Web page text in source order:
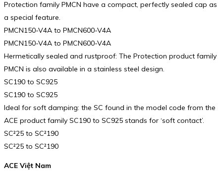
Protection family PMCN have a compact, perfectly sealed cap as
a special feature.
PMCN150-V4A to PMCN600-V4A
PMCN150-V4A to PMCN600-V4A
Hermetically sealed and rustproof: The Protection product family
PMCN is also available in a stainless steel design.
SC190 to SC925
SC190 to SC925
Ideal for soft damping: the SC found in the model code from the
ACE product family SC190 to SC925 stands for ‘soft contact’.
SC²25 to SC²190
SC²25 to SC²190
ACE Việt Nam